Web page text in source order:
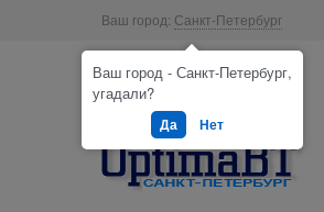
Ваш город: Санкт-Петербург
Ваш город - Санкт-Петербург,
угадали?
Да Нет